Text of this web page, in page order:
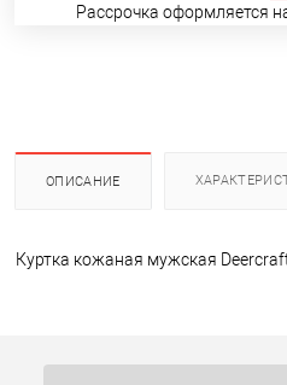
Рассрочка оформляется
ОПИСАНИЕ
Куртка кожаная мужская